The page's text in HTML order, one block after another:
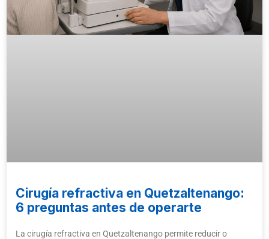
Cirugía refractiva en Quetzaltenango:
6 preguntas antes de operarte
La cirugía refractiva en Quetzaltenango permite reducir o